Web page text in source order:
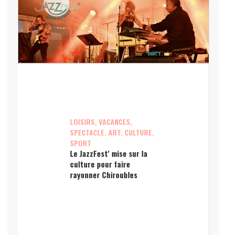
LOISIRS, VACANCES,
SPECTACLE, ART, CULTURE,
SPORT
Le JazzFest’ mise sur la
culture pour faire
rayonner Chiroubles